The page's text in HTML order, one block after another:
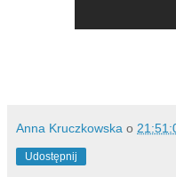
Anna Kruczkowska o
Udostępnij